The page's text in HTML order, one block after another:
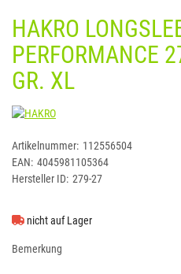
HAKRO
PERFORMANCE
GR. XL
HAKRO
Artikelnummer: 112556504
EAN: 4045981105364
Hersteller ID: 279-27
nicht auf Lager
Bemerkung